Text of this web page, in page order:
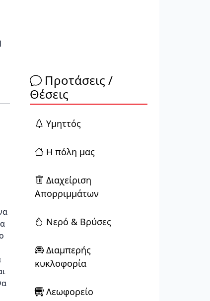
Προτάσεις /
Θέσεις
Yμηττός
Η πόλη μας
Διαχείριση
Απορριμμάτων
Νερό & Βρύσες
Διαμπερής
κυκλοφορία
Λεωφορείο